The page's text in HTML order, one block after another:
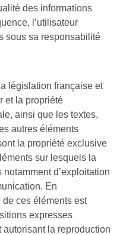
des informations
l’utilisateur
sous sa responsabilité
législation française et
et la propriété
ainsi que les textes,
autres éléments
la propriété exclusive
sur lesquels la
d’exploitation
En
ces éléments est
expresses
la reproduction